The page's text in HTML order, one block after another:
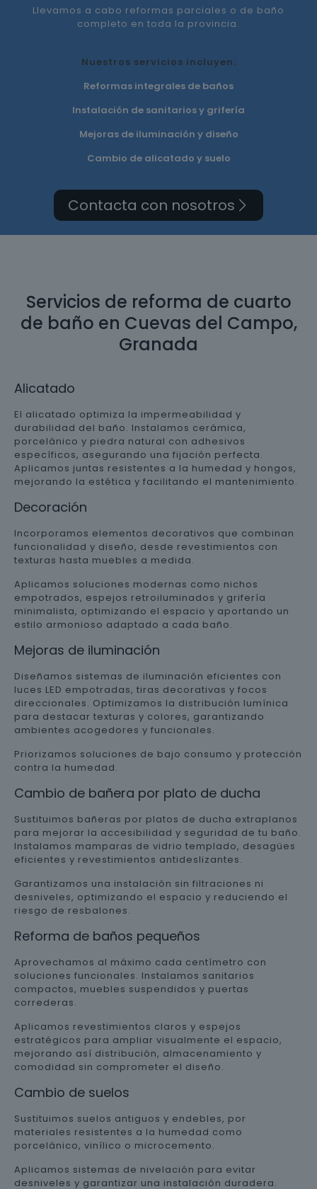
Llevamos a cabo reformas parciales o de baño
completo en toda la provincia.
Nuestros servicios incluyen:
Reformas integrales de baños
Instalación de sanitarios y grifería
Mejoras de iluminación y diseño
Cambio de alicatado y suelo
Contacta con nosotros
Servicios de reforma de cuarto
de baño en Cuevas del Campo,
Granada
Alicatado
El alicatado optimiza la impermeabilidad y
durabilidad del baño. Instalamos cerámica,
porcelánico y piedra natural con adhesivos
específicos, asegurando una fijación perfecta.
Aplicamos juntas resistentes a la humedad y hongos,
mejorando la estética y facilitando el mantenimiento.
Decoración
Incorporamos elementos decorativos que combinan
funcionalidad y diseño, desde revestimientos con
texturas hasta muebles a medida.
Aplicamos soluciones modernas como nichos
empotrados, espejos retroiluminados y grifería
minimalista, optimizando el espacio y aportando un
estilo armonioso adaptado a cada baño.
Mejoras de iluminación
Diseñamos sistemas de iluminación eficientes con
luces LED empotradas, tiras decorativas y focos
direccionales. Optimizamos la distribución lumínica
para destacar texturas y colores, garantizando
ambientes acogedores y funcionales.
Priorizamos soluciones de bajo consumo y protección
contra la humedad.
Cambio de bañera por plato de ducha
Sustituimos bañeras por platos de ducha extraplanos
para mejorar la accesibilidad y seguridad de tu baño.
Instalamos mamparas de vidrio templado, desagües
eficientes y revestimientos antideslizantes.
Garantizamos una instalación sin filtraciones ni
desniveles, optimizando el espacio y reduciendo el
riesgo de resbalones.
Reforma de baños pequeños
Aprovechamos al máximo cada centímetro con
soluciones funcionales. Instalamos sanitarios
compactos, muebles suspendidos y puertas
correderas.
Aplicamos revestimientos claros y espejos
estratégicos para ampliar visualmente el espacio,
mejorando así distribución, almacenamiento y
comodidad sin comprometer el diseño.
Cambio de suelos
Sustituimos suelos antiguos y endebles, por
materiales resistentes a la humedad como
porcelánico, vinílico o microcemento.
Aplicamos sistemas de nivelación para evitar
desniveles y garantizar una instalación duradera.